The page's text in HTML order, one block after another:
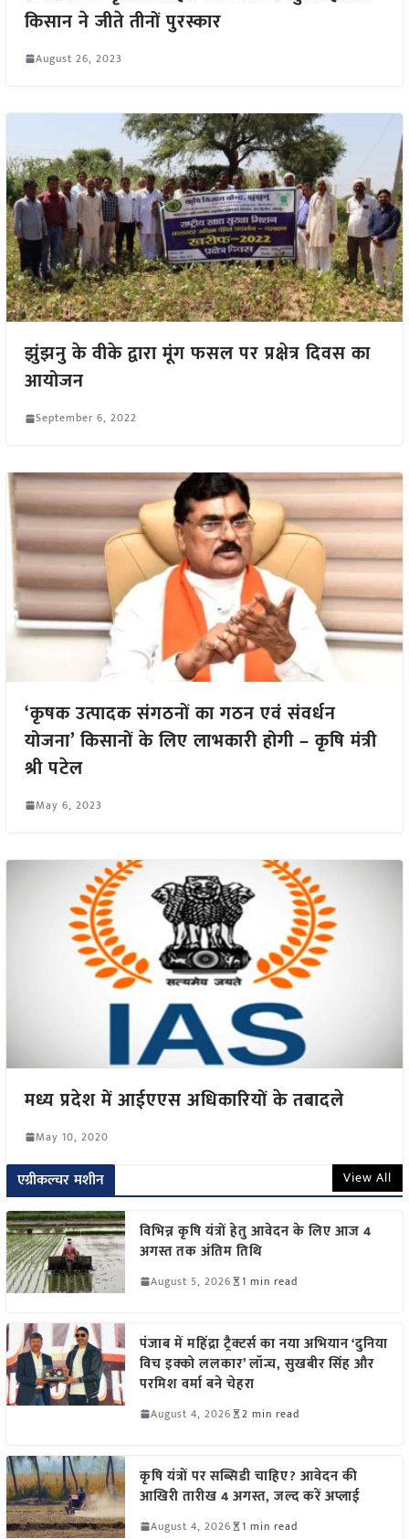
किसान ने जीते तीनों पुरस्कार
August 26, 2023
झुंझनु के वीके द्वारा मूंग फसल पर प्रक्षेत्र दिवस का
आयोजन
September 6, 2022
‘कृषक उत्पादक संगठनों का गठन एवं संवर्धन
योजना’ किसानों के लिए लाभकारी होगी – कृषि मंत्री
श्री पटेल
May 6, 2023
मध्य प्रदेश में आईएएस अधिकारियों के तबादले
May 10, 2020
एग्रीकल्चर मशीन View All
विभिन्न कृषि यंत्रों हेतु आवेदन के लिए आज 4
अगस्त तक अंतिम तिथि
August 5, 2026 1 min read
पंजाब में महिंद्रा ट्रैक्टर्स का नया अभियान ‘दुनिया
विच इक्को ललकार’ लॉन्च, सुखबीर सिंह और
परमिश वर्मा बने चेहरा
August 4, 2026 2 min read
कृषि यंत्रों पर सब्सिडी चाहिए? आवेदन की
आखिरी तारीख 4 अगस्त, जल्द करें अप्लाई
August 4, 2026 1 min read